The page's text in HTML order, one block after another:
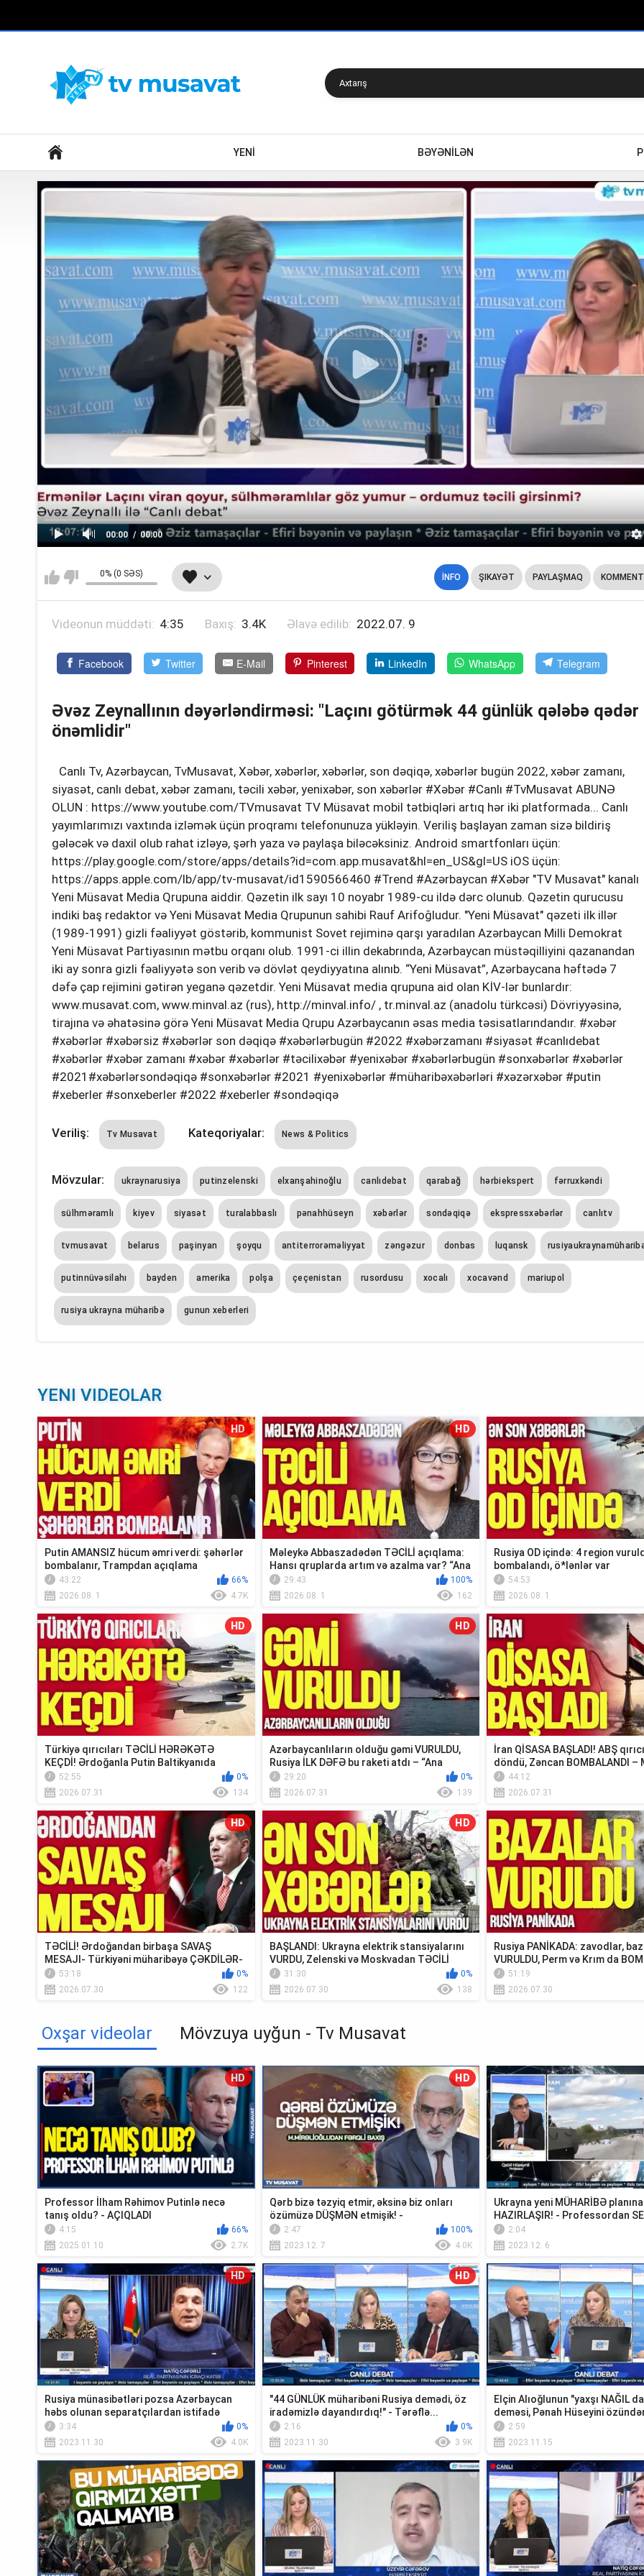
YENİ BƏYƏNİLƏN
00:00 00:00
0% (0 SƏS) İNFO ŞIKAYƏT PAYLAŞMAQ
Videonun müddəti: 4:35 Baxış: 3.4K Əlavə edilib: 2022.07. 9
Facebook Twitter E-Mail Pinterest LinkedIn WhatsApp Telegram
Əvəz Zeynallının dəyərləndirməsi: "Laçını götürmək 44 günlük qələbə qədər
önəmlidir"
Canlı Tv, Azərbaycan, TvMusavat, Xəbər, xəbərlər, xəbərlər, son dəqiqə, xəbərlər bugün 2022, xəbər zamanı,
siyasət, canlı debat, xəbər zamanı, təcili xəbər, yenixəbər, son xəbərlər #Xəbər #Canlı #TvMusavat ABUNƏ
OLUN : https://www.youtube.com/TVmusavat TV Müsavat mobil tətbiqləri artıq hər iki platformada... Canlı
yayımlarımızı vaxtında izləmək üçün proqramı telefonunuza yükləyin. Veriliş başlayan zaman sizə bildiriş
gələcək və daxil olub rahat izləyə, şərh yaza və paylaşa biləcəksiniz. Android smartfonları üçün:
https://play.google.com/store/apps/details?id=com.app.musavat&hl=en_US&gl=US iOS üçün:
https://apps.apple.com/lb/app/tv-musavat/id1590566460 #Trend #Azərbaycan #Xəbər "TV Musavat" kanalı
Yeni Müsavat Media Qrupuna aiddir. Qəzetin ilk sayı 10 noyabr 1989-cu ildə dərc olunub. Qəzetin qurucusu
indiki baş redaktor və Yeni Müsavat Media Qrupunun sahibi Rauf Arifoğludur. "Yeni Müsavat" qəzeti ilk illər
(1989-1991) gizli fəaliyyət göstərib, kommunist Sovet rejiminə qarşı yaradılan Azərbaycan Milli Demokrat
Yeni Müsavat Partiyasının mətbu orqanı olub. 1991-ci illin dekabrında, Azərbaycan müstəqilliyini qazanandan
iki ay sonra gizli fəaliyyətə son verib və dövlət qeydiyyatına alınıb. “Yeni Müsavat”, Azərbaycana həftədə 7
dəfə çap rejimini gətirən yeganə qəzetdir. Yeni Müsavat media qrupuna aid olan KİV-lər bunlardır:
www.musavat.com, www.minval.az (rus), http://minval.info/ , tr.minval.az (anadolu türkcəsi) Dövriyyəsinə,
tirajına və əhatəsinə görə Yeni Müsavat Media Qrupu Azərbaycanın əsas media təsisatlarındandır. #xəbər
#xəbərlər #xəbərsiz #xəbərlər son dəqiqə #xəbərlərbugün #2022 #xəbərzamanı #siyasət #canlıdebat
#xəbərlər #xəbər zamanı #xəbər #xəbərlər #təcilixəbər #yenixəbər #xəbərlərbugün #sonxəbərlər #xəbərlər
#2021#xəbərlərsondəqiqə #sonxəbərlər #2021 #yenixəbərlər #müharibəxəbərləri #xəzərxəbər #putin
#xeberler #sonxeberler #2022 #xeberler #sondəqiqə
Veriliş: Tv Musavat Kateqoriyalar: News & Politics
Mövzular: ukraynarusiya putinzelenski elxanşahinoğlu canlıdebat qarabağ hərbiekspert fərruxkəndi
sülhməramlı kiyev siyasət turalabbaslı pənahhüseyn xəbərlər sondəqiqə ekspressxəbərlər canlıtv
tvmusavat belarus paşinyan şoyqu antiterrorəməliyyat zəngəzur donbas luqansk
putinnüvəsilahı bayden amerika polşa çeçenistan rusordusu xocalı xocavənd mariupol
rusiya ukrayna müharibə gunun xeberleri
YENI VIDEOLAR
HD
Putin AMANSIZ hücum əmri verdi: şəhərlər
bombalanır, Trampdan açıqlama
43:22
66%
2026.08. 1
4.7K
HD
Məleykə Abbaszadədən TƏCİLİ açıqlama:
Hansı qruplarda artım və azalma var? “Ana
Xə...29:43
100%
2026.08. 1
162
Rusiya OD içində: 4 region
bombalandı, ö*lənlər var
54:53
2026.08. 1
HD
Türkiyə qırıcıları TƏCİLİ HƏRƏKƏTƏ
KEÇDİ! Ərdoğanla Putin Baltikyanıda
TOQQUŞUR-TV...
52:55
0%
2026.07.31
134
HD
Azərbaycanlıların olduğu gəmi VURULDU,
Rusiya İLK DƏFƏ bu raketi atdı – “Ana
Xəbər”
29:20
0%
2026.07.31
139
İran QİSASA BAŞLADI! ABŞ
döndü, Zəncan BOMBALANDI –
xəbər...
44:12
2026.07.31
HD
TƏCİLİ! Ərdoğandan birbaşa SAVAŞ
MESAJI- Türkiyəni müharibəyə ÇƏKDİLƏR-
TV Müsavat
53:18
0%
2026.07.30
122
HD
BAŞLANDI: Ukrayna elektrik stansiyalarını
VURDU, Zelenski və Moskvadan TƏCİLİ
Krım...
31:30
0%
2026.07.30
138
Rusiya PANİKADA: zavodlar,
VURULDU, Perm və Krım da
51:19
2026.07.30
Oxşar videolar Mövzuya uyğun - Tv Musavat
HD
Professor İlham Rəhimov Putinlə necə
tanış oldu? - AÇIQLADI
4:15
66%
2025.01.10
2.7K
HD
Qərb bizə təzyiq etmir, əksinə biz onları
özümüzə DÜŞMƏN etmişik! -
M.Mirəlioğluda...
2:47
100%
2023.12. 7
4.0K
Ukrayna yeni MÜHARİBƏ planına
HAZIRLAŞIR! - Professordan
açıqlama
2:04
2023.12. 6
HD
Rusiya münasibətləri pozsa Azərbaycan
həbs olunan separatçılardan istifadə
edəcək!...
3:34
0%
2023.11.30
4.0K
HD
"44 GÜNLÜK müharibəni Rusiya demədi, öz
iradəmizlə dayandırdıq!" - Tərəflə...
2:16
0%
2023.11.30
3.9K
Elçin Alıoğlunun "yaxşı NAĞIL
deməsi, Pənah Hüseyini
2:59
2023.11.15